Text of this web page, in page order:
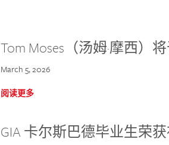
Tom Moses（汤姆·摩西）
March 5, 2026
阅读更多
GIA 卡尔斯巴德毕业生荣